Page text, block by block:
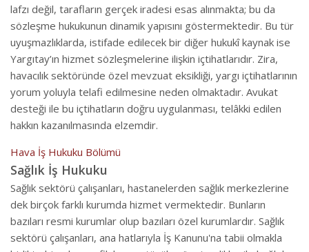
lafzı değil, tarafların gerçek iradesi esas alınmakta; bu da
sözleşme hukukunun dinamik yapısını göstermektedir. Bu tür
uyuşmazlıklarda, istifade edilecek bir diğer hukukî kaynak ise
Yargıtay’ın hizmet sözleşmelerine ilişkin içtihatlarıdır. Zira,
havacılık sektöründe özel mevzuat eksikliği, yargı içtihatlarının
yorum yoluyla telafi edilmesine neden olmaktadır. Avukat
desteği ile bu içtihatların doğru uygulanması, telâkki edilen
hakkın kazanılmasında elzemdir.
Hava İş Hukuku Bölümü
Sağlık İş Hukuku
Sağlık sektörü çalışanları, hastanelerden sağlık merkezlerine
dek birçok farklı kurumda hizmet vermektedir. Bunların
bazıları resmi kurumlar olup bazıları özel kurumlardır. Sağlık
sektörü çalışanları, ana hatlarıyla İş Kanunu'na tabii olmakla